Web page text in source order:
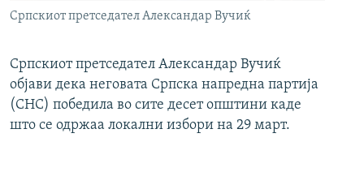
Српскиот претседател Александар Вучиќ
Српскиот претседател Александар Вучиќ
објави дека неговата Српска напредна партија
(СНС) победила во сите десет општини каде
што се одржаа локални избори на 29 март.